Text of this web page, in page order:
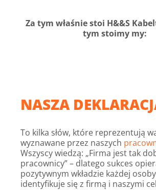
Za tym właśnie stoi H&&S
tym stoimy my:
NASZA
To kilka słów, które reprezentują
wyznawane przez naszych
Wszyscy wiedzą: „Firma jest tak
pracownicy” – dlatego sukces
pozytywnym wkładzie każdej
identyfikuje się z firmą i naszymi